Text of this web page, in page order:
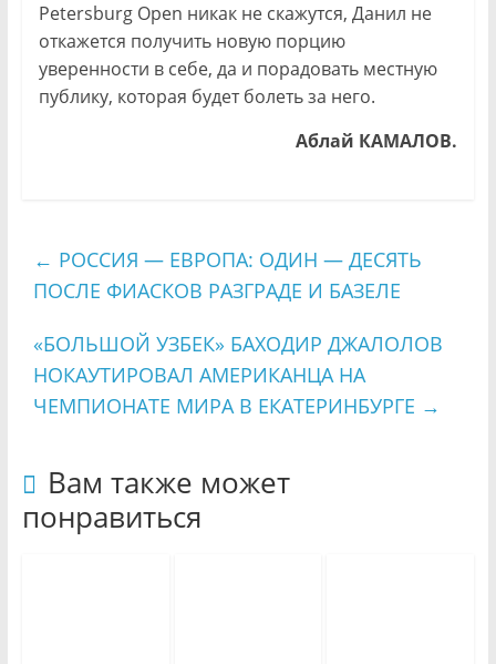
Petersburg Open никак не скажутся, Данил не
откажется получить новую порцию
уверенности в себе, да и порадовать местную
публику, которая будет болеть за него.
Аблай КАМАЛОВ.
← РОССИЯ — ЕВРОПА: ОДИН — ДЕСЯТЬ
ПОСЛЕ ФИАСКОВ РАЗГРАДЕ И БАЗЕЛЕ
«БОЛЬШОЙ УЗБЕК» БАХОДИР ДЖАЛОЛОВ
НОКАУТИРОВАЛ АМЕРИКАНЦА НА
ЧЕМПИОНАТЕ МИРА В ЕКАТЕРИНБУРГЕ →
Вам также может
понравиться